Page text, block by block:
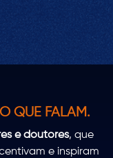
QUE FALAM.
e doutores, que
e inspiram